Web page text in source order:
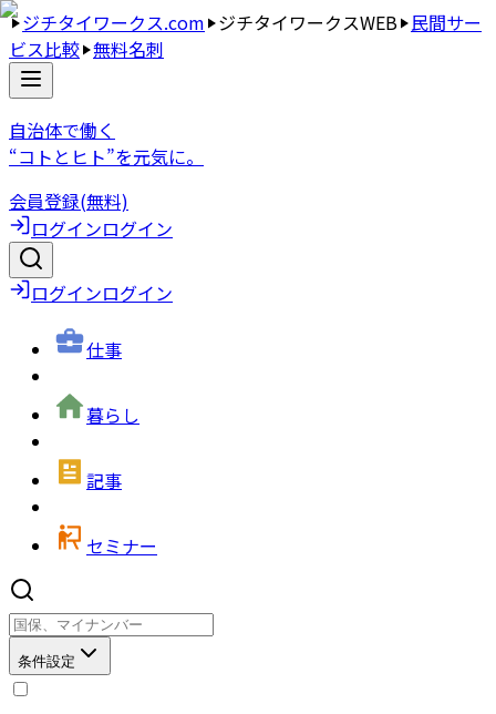
ジチタイワークス.com ジチタイワークスWEB 民間サー
ビス比較 無料名刺
自治体で働く
“コトとヒト”を元気に。
会員登録(無料)
ログインログイン
ログインログイン
仕事
暮らし
記事
セミナー
条件設定